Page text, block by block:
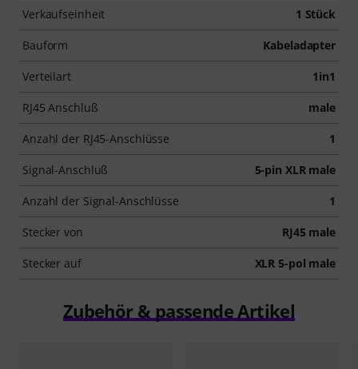
Verkaufseinheit 1 Stück
Bauform Kabeladapter
Verteilart 1in1
RJ45 Anschluß male
Anzahl der RJ45-Anschlüsse 1
Signal-Anschluß 5-pin XLR male
Anzahl der Signal-Anschlüsse 1
Stecker von RJ45 male
Stecker auf XLR 5-pol male
Zubehör & passende Artikel